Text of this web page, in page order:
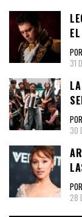
31
30
28